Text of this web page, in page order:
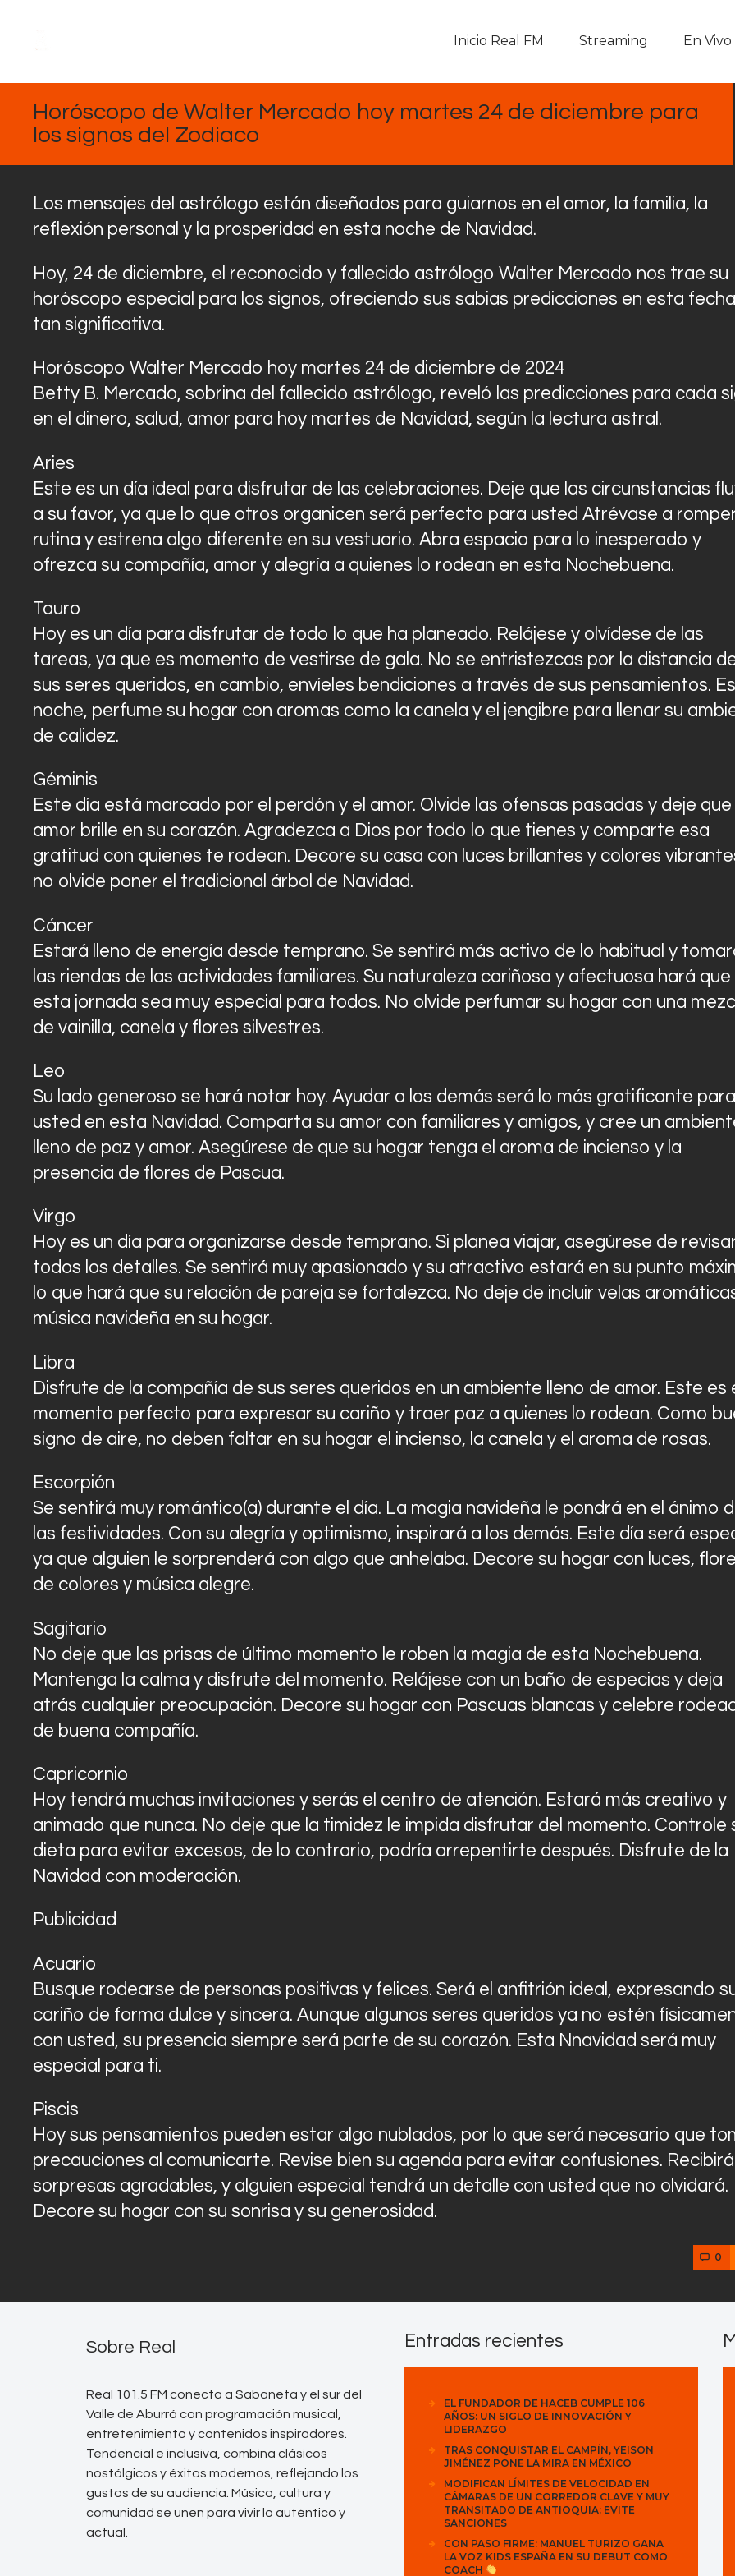
Inicio Real FM Streaming En Vivo
En Vivo
Descarga La APP
Programas
Noticias
Equipo
Contactos
Horóscopo de Walter Mercado hoy martes 24 de diciembre para
los signos del Zodiaco
Los mensajes del astrólogo están diseñados para guiarnos en el amor, la familia, la
reflexión personal y la prosperidad en esta noche de Navidad.
Hoy, 24 de diciembre, el reconocido y fallecido astrólogo Walter Mercado nos trae su
horóscopo especial para los signos, ofreciendo sus sabias predicciones en esta fecha
tan significativa.
Horóscopo Walter Mercado hoy martes 24 de diciembre de 2024
Betty B. Mercado, sobrina del fallecido astrólogo, reveló las predicciones para cada
en el dinero, salud, amor para hoy martes de Navidad, según la lectura astral.
Aries
Este es un día ideal para disfrutar de las celebraciones. Deje que las circunstancias
a su favor, ya que lo que otros organicen será perfecto para usted Atrévase a
rutina y estrena algo diferente en su vestuario. Abra espacio para lo inesperado y
ofrezca su compañía, amor y alegría a quienes lo rodean en esta Nochebuena.
Tauro
Hoy es un día para disfrutar de todo lo que ha planeado. Relájese y olvídese de las
tareas, ya que es momento de vestirse de gala. No se entristezcas por la distancia
sus seres queridos, en cambio, envíeles bendiciones a través de sus pensamientos.
noche, perfume su hogar con aromas como la canela y el jengibre para llenar su
de calidez.
Géminis
Este día está marcado por el perdón y el amor. Olvide las ofensas pasadas y deje que
amor brille en su corazón. Agradezca a Dios por todo lo que tienes y comparte esa
gratitud con quienes te rodean. Decore su casa con luces brillantes y colores
no olvide poner el tradicional árbol de Navidad.
Cáncer
Estará lleno de energía desde temprano. Se sentirá más activo de lo habitual y
las riendas de las actividades familiares. Su naturaleza cariñosa y afectuosa hará que
esta jornada sea muy especial para todos. No olvide perfumar su hogar con una
de vainilla, canela y flores silvestres.
Leo
Su lado generoso se hará notar hoy. Ayudar a los demás será lo más gratificante para
usted en esta Navidad. Comparta su amor con familiares y amigos, y cree un
lleno de paz y amor. Asegúrese de que su hogar tenga el aroma de incienso y la
presencia de flores de Pascua.
Virgo
Hoy es un día para organizarse desde temprano. Si planea viajar, asegúrese de
todos los detalles. Se sentirá muy apasionado y su atractivo estará en su punto
lo que hará que su relación de pareja se fortalezca. No deje de incluir velas
música navideña en su hogar.
Libra
Disfrute de la compañía de sus seres queridos en un ambiente lleno de amor. Este es
momento perfecto para expresar su cariño y traer paz a quienes lo rodean. Como
signo de aire, no deben faltar en su hogar el incienso, la canela y el aroma de rosas.
Escorpión
Se sentirá muy romántico(a) durante el día. La magia navideña le pondrá en el ánimo
las festividades. Con su alegría y optimismo, inspirará a los demás. Este día será
ya que alguien le sorprenderá con algo que anhelaba. Decore su hogar con luces,
de colores y música alegre.
Sagitario
No deje que las prisas de último momento le roben la magia de esta Nochebuena.
Mantenga la calma y disfrute del momento. Relájese con un baño de especias y deja
atrás cualquier preocupación. Decore su hogar con Pascuas blancas y celebre
de buena compañía.
Capricornio
Hoy tendrá muchas invitaciones y serás el centro de atención. Estará más creativo y
animado que nunca. No deje que la timidez le impida disfrutar del momento. Controle
dieta para evitar excesos, de lo contrario, podría arrepentirte después. Disfrute de la
Navidad con moderación.
Publicidad
Acuario
Busque rodearse de personas positivas y felices. Será el anfitrión ideal, expresando
cariño de forma dulce y sincera. Aunque algunos seres queridos ya no estén
con usted, su presencia siempre será parte de su corazón. Esta Nnavidad será muy
especial para ti.
Piscis
Hoy sus pensamientos pueden estar algo nublados, por lo que será necesario que
precauciones al comunicarte. Revise bien su agenda para evitar confusiones. Recibirá
sorpresas agradables, y alguien especial tendrá un detalle con usted que no olvidará.
Decore su hogar con su sonrisa y su generosidad.
0
Sobre Real
Real 101.5 FM conecta a Sabaneta y el sur del
Valle de Aburrá con programación musical,
entretenimiento y contenidos inspiradores.
Tendencial e inclusiva, combina clásicos
nostálgicos y éxitos modernos, reflejando los
gustos de su audiencia. Música, cultura y
comunidad se unen para vivir lo auténtico y
actual.
Entradas recientes
EL FUNDADOR DE HACEB CUMPLE 106
AÑOS: UN SIGLO DE INNOVACIÓN Y
LIDERAZGO
TRAS CONQUISTAR EL CAMPÍN, YEISON
JIMÉNEZ PONE LA MIRA EN MÉXICO
MODIFICAN LÍMITES DE VELOCIDAD EN
CÁMARAS DE UN CORREDOR CLAVE Y MUY
TRANSITADO DE ANTIOQUIA: EVITE
SANCIONES
CON PASO FIRME: MANUEL TURIZO GANA
LA VOZ KIDS ESPAÑA EN SU DEBUT COMO
COACH